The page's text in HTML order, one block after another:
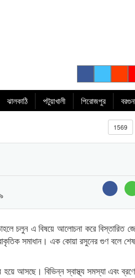
ঝালকাঠি পটুয়াখালী পিরোজপুর
1569
চলুন এ বিষয়ে আলোচনা করে বিস্তারিত
সমাধান। এক কোয়া রসুনের গুণ বলে শেষ
আসছে। বিভিন্ন স্বাস্থ্য সমস্যা এবং